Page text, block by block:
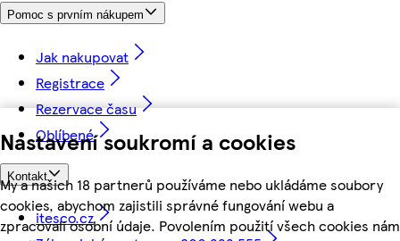
Nastavení soukromí a cookies
My a našich 18 partnerů používáme nebo ukládáme soubory
cookies, abychom zajistili správné fungování webu a
zpracovali osobní údaje. Povolením použití všech cookies nám
Pomoc s prvním nákupem
Jak nakupovat
Registrace
Rezervace času
Oblíbené
Kontakt
itesco.cz